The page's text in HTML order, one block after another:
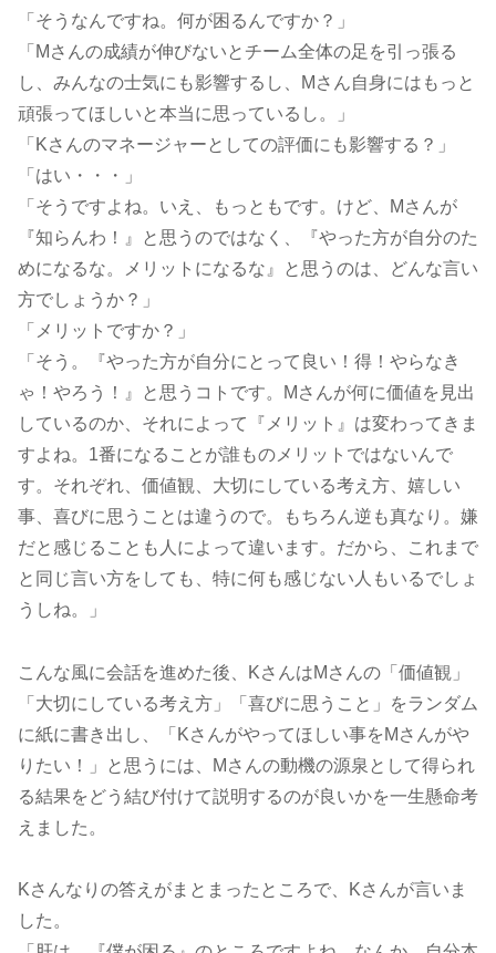
「そうなんですね。何が困るんですか？」
「Mさんの成績が伸びないとチーム全体の足を引っ張る
し、みんなの士気にも影響するし、Mさん自身にはもっと
頑張ってほしいと本当に思っているし。」
「Kさんのマネージャーとしての評価にも影響する？」
「はい・・・」
「そうですよね。いえ、もっともです。けど、Mさんが
『知らんわ！』と思うのではなく、『やった方が自分のた
めになるな。メリットになるな』と思うのは、どんな言い
方でしょうか？」
「メリットですか？」
「そう。『やった方が自分にとって良い！得！やらなき
ゃ！やろう！』と思うコトです。Mさんが何に価値を見出
しているのか、それによって『メリット』は変わってきま
すよね。1番になることが誰ものメリットではないんで
す。それぞれ、価値観、大切にしている考え方、嬉しい
事、喜びに思うことは違うので。もちろん逆も真なり。嫌
だと感じることも人によって違います。だから、これまで
と同じ言い方をしても、特に何も感じない人もいるでしょ
うしね。」
こんな風に会話を進めた後、KさんはMさんの「価値観」
「大切にしている考え方」「喜びに思うこと」をランダム
に紙に書き出し、「Kさんがやってほしい事をMさんがや
りたい！」と思うには、Mさんの動機の源泉として得られ
る結果をどう結び付けて説明するのが良いかを一生懸命考
えました。
Kさんなりの答えがまとまったところで、Kさんが言いま
した。